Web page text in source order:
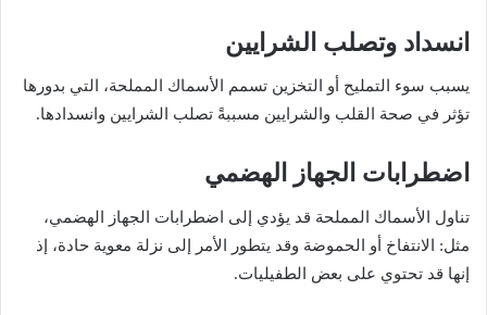
انسداد وتصلب الشرايين
يسبب سوء التمليح أو التخزين تسمم الأسماك المملحة، التي بدورها
تؤثر في صحة القلب والشرايين مسببةً تصلب الشرايين وانسدادها.
اضطرابات الجهاز الهضمي
تناول الأسماك المملحة قد يؤدي إلى اضطرابات الجهاز الهضمي،
مثل: الانتفاخ أو الحموضة وقد يتطور الأمر إلى نزلة معوية حادة، إذ
إنها قد تحتوي على بعض الطفيليات.